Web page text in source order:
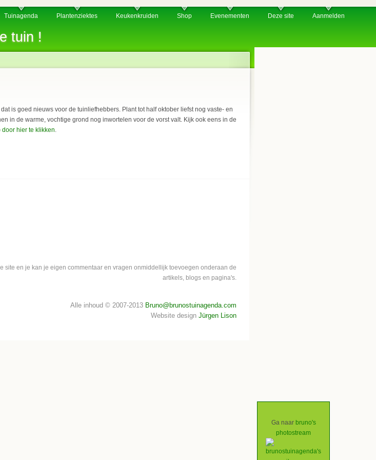
tuin !
Tuinagenda Plantenziektes Keukenkruiden Shop Evenementen Deze site Aanmelden
is goed nieuws voor de tuinliefhebbers. Plant tot half oktober liefst nog vaste- en
in de warme, vochtige grond nog inwortelen voor de vorst valt. Kijk ook eens in de
hier te klikken.
site en je kan je eigen commentaar en vragen onmiddellijk toevoegen onderaan de
artikels, blogs en pagina's.
Alle inhoud © 2007-2013 Bruno@brunostuinagenda.com
Website design Jürgen Lison
Ga naar bruno's
photostream